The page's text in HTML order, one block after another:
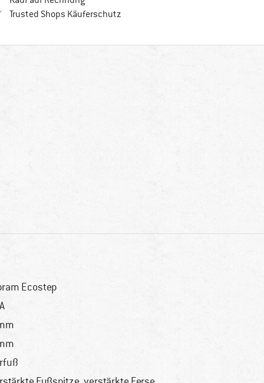
Trusted Shops KäuferschutzFinde alle Infos hier!
Ecostep